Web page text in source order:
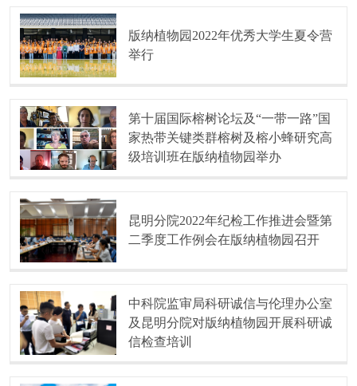
版纳植物园2022年优秀大学生夏令营
举行
第十届国际榕树论坛及“一带一路”国
家热带关键类群榕树及榕小蜂研究高
级培训班在版纳植物园举办
昆明分院2022年纪检工作推进会暨第
二季度工作例会在版纳植物园召开
中科院监审局科研诚信与伦理办公室
及昆明分院对版纳植物园开展科研诚
信检查培训